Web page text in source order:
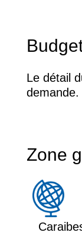
Le détail
demande.
Zone